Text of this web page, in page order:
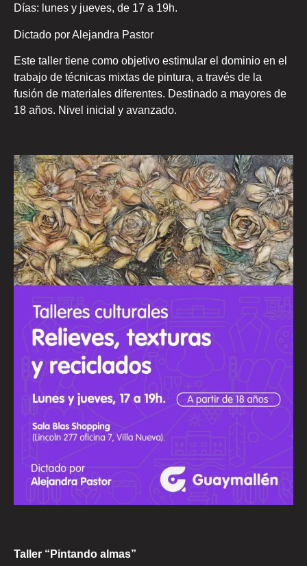
Días: lunes y jueves, de 17 a 19h.
Dictado por Alejandra Pastor
Este taller tiene como objetivo estimular el dominio en el
trabajo de técnicas mixtas de pintura, a través de la
fusión de materiales diferentes. Destinado a mayores de
18 años. Nivel inicial y avanzado.
Taller “Pintando almas”